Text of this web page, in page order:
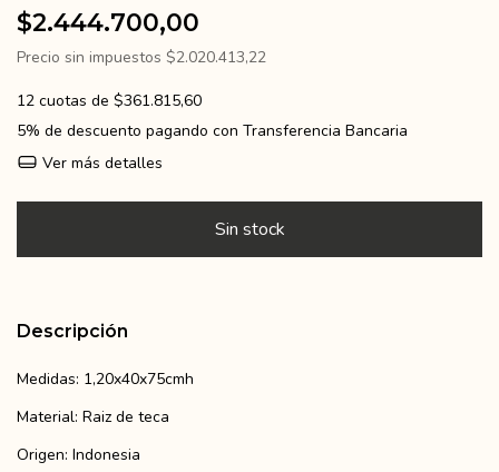
$2.444.700,00
Precio sin impuestos $2.020.413,22
12 cuotas de $361.815,60
5% de descuento pagando con Transferencia Bancaria
Ver más detalles
Descripción
Medidas: 1,20x40x75cmh
Material: Raiz de teca
Origen: Indonesia